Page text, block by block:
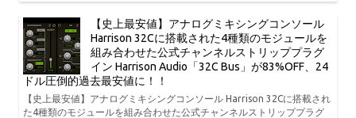
【史上最安値】アナログミキシングコンソール
Harrison 32Cに搭載された4種類のモジュールを
組み合わせた公式チャンネルストリッププラグ
イン Harrison Audio「32C Bus」が83%OFF、24
ドル圧倒的過去最安値に！！
【史上最安値】アナログミキシングコンソール Harrison 32Cに搭載され
た4種類のモジュールを組み合わせた公式チャンネルストリッププラグ